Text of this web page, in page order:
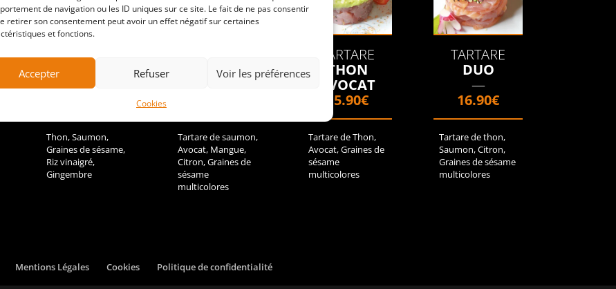
de navigation ou les ID uniques sur ce site. Le fait de ne pas consentir
retirer son consentement peut avoir un effet négatif sur certaines
et fonctions.
Accepter Refuser Voir les préférences
Cookies
CHIRASHI
—
Thon, Saumon,
Graines de sésame,
Riz vinaigré,
Gingembre
SAUMON
Tartare de saumon,
Avocat, Mangue,
Citron, Graines de
sésame
multicolores
TARTARE
THON
AVOCAT
15.90€
Tartare de Thon,
Avocat, Graines de
sésame
multicolores
TARTARE
DUO
—
16.90€
Tartare de thon,
Saumon, Citron,
Graines de sésame
multicolores
Mentions Légales Cookies Politique de confidentialité